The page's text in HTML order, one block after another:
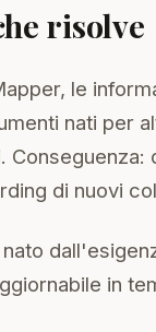
risolve
le
nati per
di nuovi
in